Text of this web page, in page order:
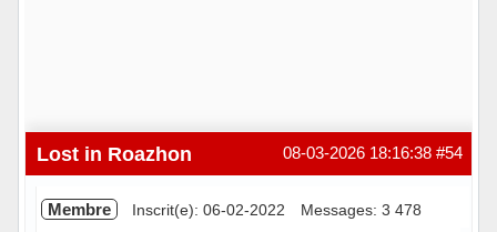
#54
08-03-2026 18:16:38
Lost in Roazhon
Membre Inscrit(e): 06-02-2022 Messages: 3 478